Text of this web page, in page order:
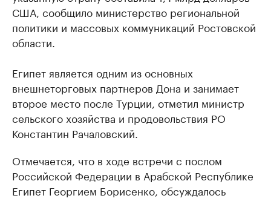
США, сообщило министерство региональной
политики и массовых коммуникаций Ростовской
области.
Египет является одним из основных
внешнеторговых партнеров Дона и занимает
второе место после Турции, отметил министр
сельского хозяйства и продовольствия РО
Константин Рачаловский.
Отмечается, что в ходе встречи с послом
Российской Федерации в Арабской Республике
Египет Георгием Борисенко, обсуждалось